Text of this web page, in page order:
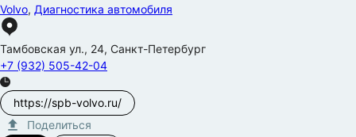
Volvo, Диагностика автомобиля
Тамбовская ул., 24, Санкт-Петербург
+7 (932) 505-42-04
https://spb-volvo.ru/
Поделиться